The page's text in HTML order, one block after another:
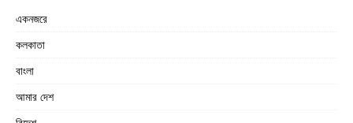
একনজরে
কলকাতা
বাংলা
আমার দেশ